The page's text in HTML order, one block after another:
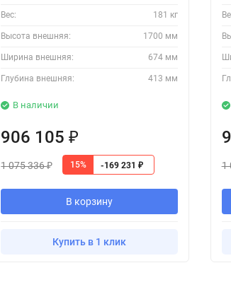
Вес: 181 кг
Высота внешняя: 1700 мм
Ширина внешняя: 674 мм
Глубина внешняя: 413 мм
В наличии
906 105₽
1 075 336₽ 15% -169 231₽
В корзину
Купить в 1 клик
1